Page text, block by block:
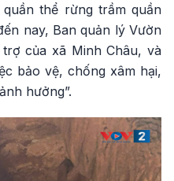
thể rừng trầm quần
nay, Ban quản lý Vườn
của xã Minh Châu, và
bảo vệ, chống xâm hại,
hưởng”.